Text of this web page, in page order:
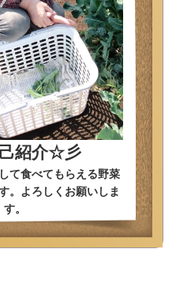
紹介☆彡
て食べてもらえる野菜
。よろしくお願いしま
す。